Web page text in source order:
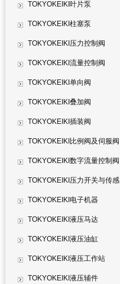
TOKYOKEIKI叶片泵
TOKYOKEIKI柱塞泵
TOKYOKEIKI压力控制阀
TOKYOKEIKI流量控制阀
TOKYOKEIKI单向阀
TOKYOKEIKI叠加阀
TOKYOKEIKI插装阀
TOKYOKEIKI比例阀及伺服阀
TOKYOKEIKI数字流量控制阀
TOKYOKEIKI压力开关与传感
器 TOKYOKEIKI电子机器
TOKYOKEIKI液压马达
TOKYOKEIKI液压油缸
TOKYOKEIKI液压工作站
TOKYOKEIKI液压辅件